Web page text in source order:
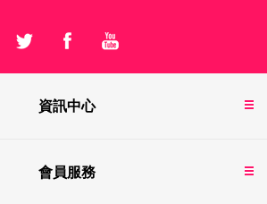
資訊中心
會員服務